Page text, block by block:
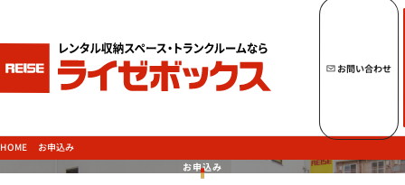
トップページへ
お問い合わせ
HOME お申込み
お申込み